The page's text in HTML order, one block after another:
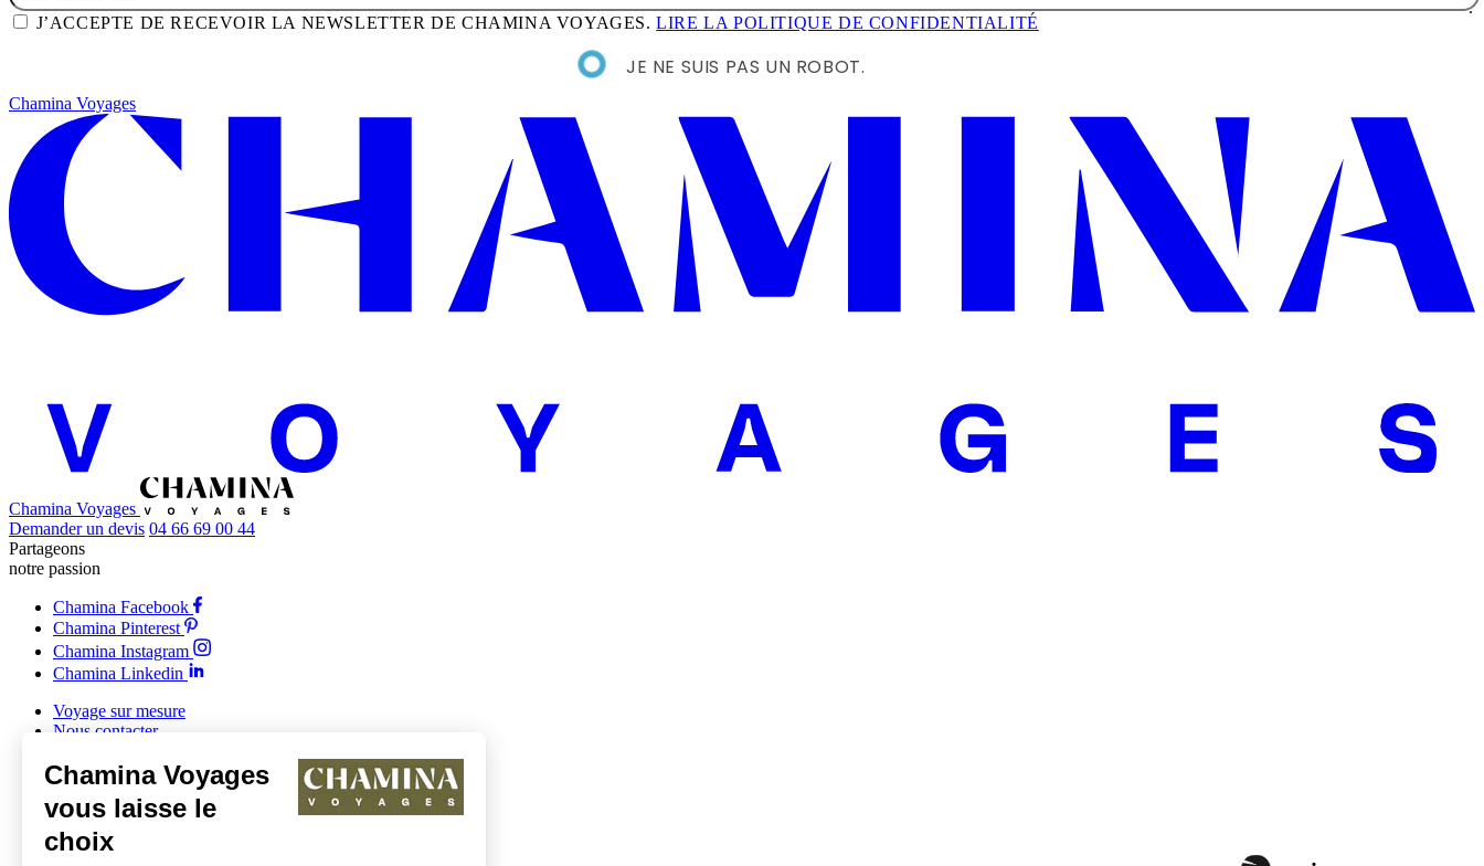
Chamina Voyages
vous laisse le
choix
J’ACCEPTE DE RECEVOIR LA NEWSLETTER DE CHAMINA VOYAGES.LIRE LA POLITIQUE DE CONFIDENTIALITÉ
JE NE SUIS PAS UN ROBOT.
Chamina Voyages
Chamina Voyages
Demander un devis 04 66 69 00 44
Partageons
notre passion
Chamina Facebook
Chamina Pinterest
Chamina Instagram
Chamina Linkedin
Voyage sur mesure
Nous contacter
Comités d'entreprise et collectivités
Clubs et associations